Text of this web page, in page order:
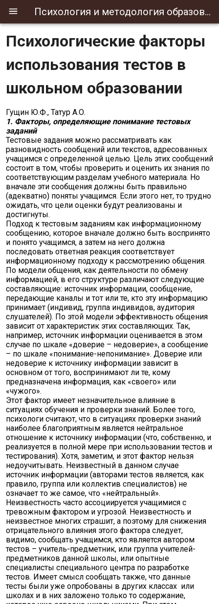
Психология и методология образования
Психологические факторы
использования тестов в
школьном образовании
Гущин Ю.Ф., Татур А.О.
1. Факторы, определяющие понимание тестовых
заданий
Тестовые задания можно рассматривать как
разновидность сообщений или текстов, адресованных
учащимся с определенной целью. Цель этих сообщений
состоит в том, чтобы проверить и оценить их знания по
соответствующим разделам учебного материала. Но
вначале эти сообщения должны быть правильно
(адекватно) поняты учащимся. Если этого нет, то трудно
ожидать, что цели оценки будут реализованы и
достигнуты.
Подход к тестовым заданиям как информационному
сообщению, которое вначале должно быть воспринято
и понято учащимся, а затем на него должна
последовать ответная реакция соответствует
информационному подходу к рассмотрению общения.
По модели общения, как деятельности по обмену
информацией, в его структуре различают следующие
составляющие: источник информации, сообщение,
передающие каналы и тот или те, кто эту информацию
принимает (индивид, группа индивидов, аудитория
слушателей). По этой модели эффективность общения
зависит от характеристик этих составляющих. Так,
например, источник информации оценивается в этом
случае по шкале «доверие – недоверие», а сообщение
– по шкале «понимание-непонимание». Доверие или
недоверие к источнику информации зависит в
основном от того, воспринимают ли те, кому
предназначена информация, как «своего» или
«чужого».
Этот фактор имеет незначительное влияние в
ситуациях обучения и проверки знаний. Более того,
психологи считают, что в ситуациях проверки знаний
наиболее благоприятным является нейтральное
отношение к источнику информации (что, собственно, и
реализуется в полной мере при использовании тестов и
тестирования). Хотя, заметим, и этот фактор нельзя
недоучитывать. Неизвестный в данном случае
источник информации (авторами тестов является, как
правило, группа или коллектив специалистов) не
означает то же самое, что «нейтральный».
Неизвестность часто ассоциируется учащимися с
тревожным фактором и угрозой. Неизвестность и
неизвестное многих страшит, а поэтому для снижения
отрицательного влияния этого фактора следует,
видимо, сообщать учащимся, кто является автором
тестов – учитель-предметник, или группа учителей-
предметников данной школы, или опытные
специалисты специального центра по разработке
тестов. Имеет смысл сообщать также, что данные
тесты были уже опробованы в других классах или
школах и в них заложено только то содержание,